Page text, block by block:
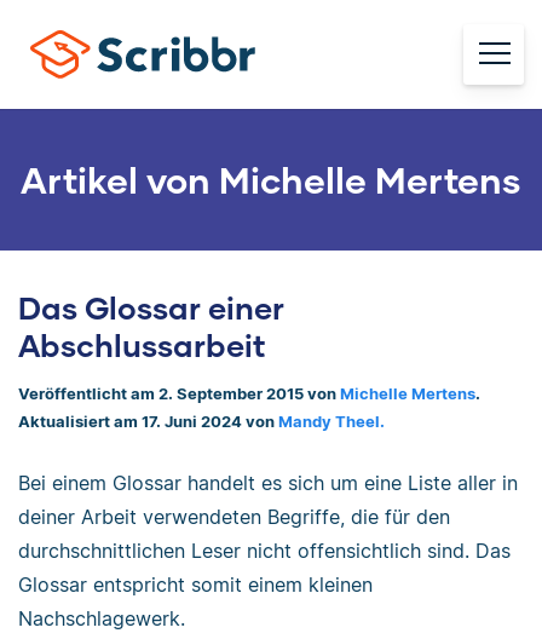
Artikel von Michelle Mertens
Das Glossar einer
Abschlussarbeit
Veröffentlicht am 2. September 2015 von Michelle Mertens.
Aktualisiert am 17. Juni 2024 von Mandy Theel.
Bei einem Glossar handelt es sich um eine Liste aller in
deiner Arbeit verwendeten Begriffe, die für den
durchschnittlichen Leser nicht offensichtlich sind. Das
Glossar entspricht somit einem kleinen
Nachschlagewerk.